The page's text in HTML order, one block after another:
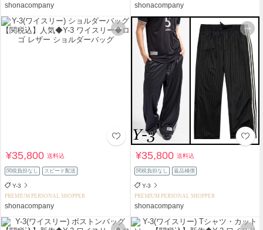
shonacompany shonacompany
¥35,800送料込
関税負担なし スピード配送
Y-3
PREMIUM PERSONAL SHOPPER
shonacompany
¥35,800送料込
関税負担なし 返品補償
Y-3
PREMIUM PERSONAL SHOPPER
shonacompany